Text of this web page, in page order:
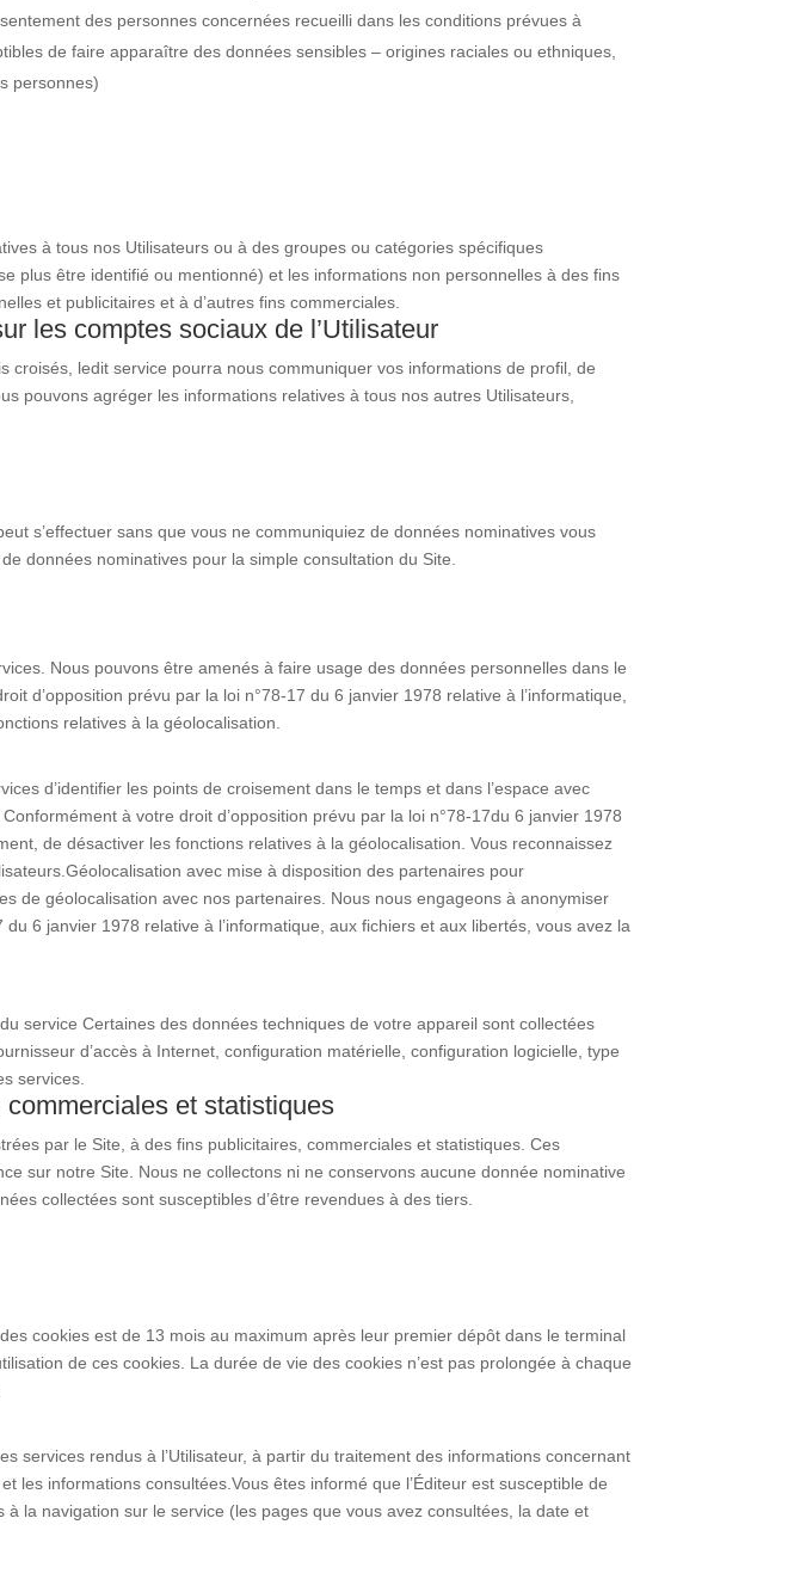
des personnes concernées recueilli dans les conditions prévues à
de faire apparaître des données sensibles – origines raciales ou ethniques,
personnes)
à tous nos Utilisateurs ou à des groupes ou catégories spécifiques
plus être identifié ou mentionné) et les informations non personnelles à des fins
et publicitaires et à d’autres fins commerciales.
les comptes sociaux de l’Utilisateur
croisés, ledit service pourra nous communiquer vos informations de profil, de
pouvons agréger les informations relatives à tous nos autres Utilisateurs,
s’effectuer sans que vous ne communiquiez de données nominatives vous
données nominatives pour la simple consultation du Site.
Nous pouvons être amenés à faire usage des données personnelles dans le
d’opposition prévu par la loi n°78-17 du 6 janvier 1978 relative à l’informatique,
relatives à la géolocalisation.
d’identifier les points de croisement dans le temps et dans l’espace avec
à votre droit d’opposition prévu par la loi n°78-17du 6 janvier 1978
de désactiver les fonctions relatives à la géolocalisation. Vous reconnaissez
Géolocalisation avec mise à disposition des partenaires pour
de géolocalisation avec nos partenaires. Nous nous engageons à anonymiser
6 janvier 1978 relative à l’informatique, aux fichiers et aux libertés, vous avez la
service Certaines des données techniques de votre appareil sont collectées
d’accès à Internet, configuration matérielle, configuration logicielle, type
services.
et statistiques
par le Site, à des fins publicitaires, commerciales et statistiques. Ces
sur notre Site. Nous ne collectons ni ne conservons aucune donnée nominative
collectées sont susceptibles d’être revendues à des tiers.
cookies est de 13 mois au maximum après leur premier dépôt dans le terminal
de ces cookies. La durée de vie des cookies n’est pas prolongée à chaque
services rendus à l’Utilisateur, à partir du traitement des informations concernant
les informations consultées.Vous êtes informé que l’Éditeur est susceptible de
la navigation sur le service (les pages que vous avez consultées, la date et